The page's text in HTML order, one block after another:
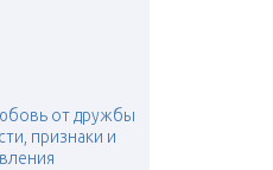
от дружбы
признаки и